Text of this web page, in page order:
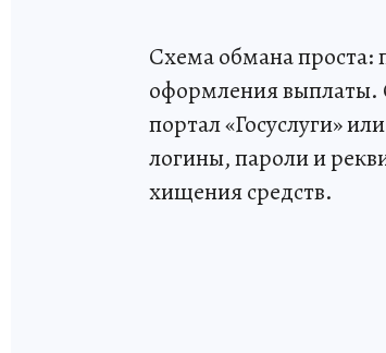
Схема обмана проста:
оформления выплаты.
портал «Госуслуги»
логины, пароли и
хищения средств.